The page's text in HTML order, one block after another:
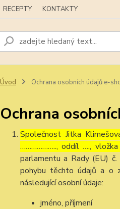
RECEPTY KONTAKTY
Úvod Ochrana osobních údajů e-
Ochrana
Společnost Jitka
……………….., oddíl ….,
parlamentu a Rady (EU)
pohybu těchto údajů a o
následující osobní údaje:
jméno, příjmení